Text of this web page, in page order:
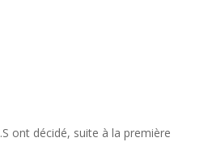
ont décidé, suite à la première